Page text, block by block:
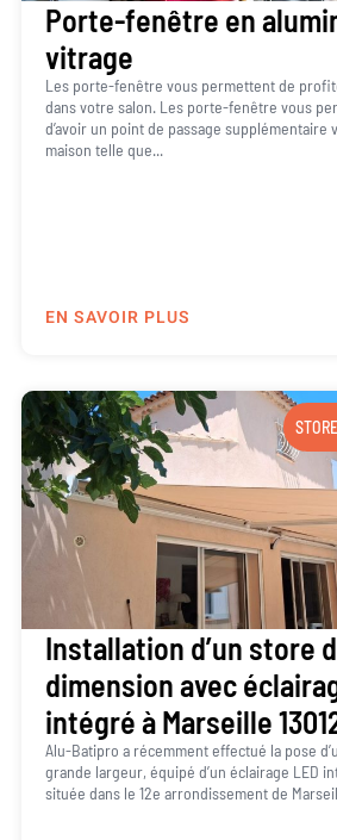
Porte-fenêtre en
vitrage
Les porte-fenêtre vous permettent de
dans votre salon. Les porte-fenêtre vous
d’avoir un point de passage supplémentaire
maison telle que...
EN SAVOIR PLUS
Installation d’un store
dimension avec
intégré à Marseille
Alu-Batipro a récemment effectué la pose
grande largeur, équipé d’un éclairage LED
située dans le 12e arrondissement de